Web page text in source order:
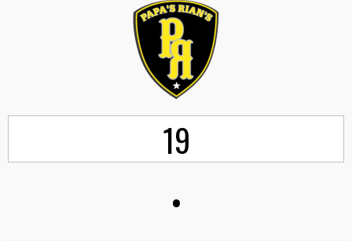
19
•